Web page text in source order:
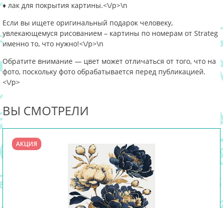
♦ лак для покрытия картины.<\/p>\n
Если вы ищете оригинальный подарок человеку,
увлекающемуся рисованием – картины по номерам от Strateg
именно то, что нужно!<\/p>\n
Обратите внимание — цвет может отличаться от того, что на
фото, поскольку фото обрабатывается перед публикацией.
<\/p>
ВЫ СМОТРЕЛИ
АКЦИЯ